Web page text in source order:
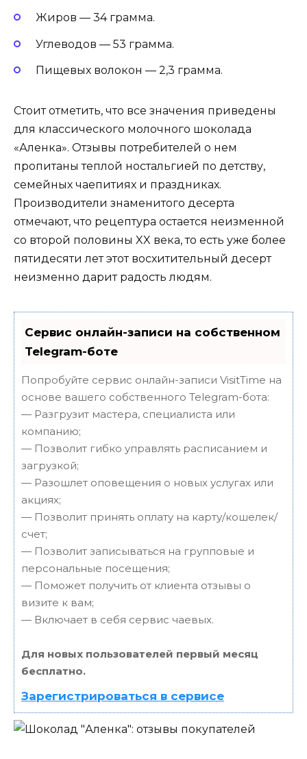
Жиров — 34 грамма.
Углеводов — 53 грамма.
Пищевых волокон — 2,3 грамма.
Стоит отметить, что все значения приведены
для классического молочного шоколада
«Аленка». Отзывы потребителей о нем
пропитаны теплой ностальгией по детству,
семейных чаепитиях и праздниках.
Производители знаменитого десерта
отмечают, что рецептура остается неизменной
со второй половины XX века, то есть уже более
пятидесяти лет этот восхитительный десерт
неизменно дарит радость людям.
Сервис онлайн-записи на собственном
Telegram-боте
Попробуйте сервис онлайн-записи VisitTime на
основе вашего собственного Telegram-бота:
— Разгрузит мастера, специалиста или
компанию;
— Позволит гибко управлять расписанием и
загрузкой;
— Разошлет оповещения о новых услугах или
акциях;
— Позволит принять оплату на карту/кошелек/
счет;
— Позволит записываться на групповые и
персональные посещения;
— Поможет получить от клиента отзывы о
визите к вам;
— Включает в себя сервис чаевых.
Для новых пользователей первый месяц
бесплатно.
Зарегистрироваться в сервисе